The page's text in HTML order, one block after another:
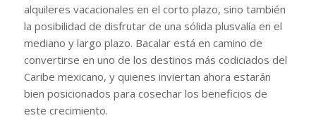
alquileres vacacionales en el corto plazo, sino también
la posibilidad de disfrutar de una sólida plusvalía en el
mediano y largo plazo. Bacalar está en camino de
convertirse en uno de los destinos más codiciados del
Caribe mexicano, y quienes inviertan ahora estarán
bien posicionados para cosechar los beneficios de
este crecimiento.